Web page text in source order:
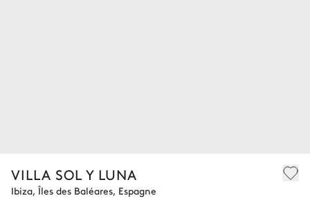
VILLA SOL Y LUNA
Ibiza, Îles des Baléares, Espagne